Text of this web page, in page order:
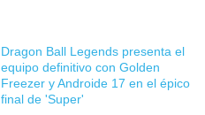
Dragon Ball Legends presenta el
equipo definitivo con Golden
Freezer y Androide 17 en el épico
final de 'Super'